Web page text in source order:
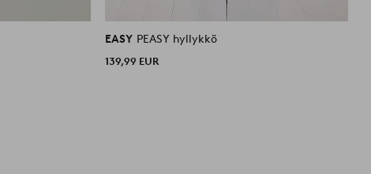
EASY PEASY hyllykkö
139,99 EUR